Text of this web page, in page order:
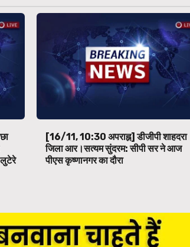
[16/11, 10:30 अपराह्न] डीजीपी शाहदरा
जिला आर।सत्यम सुंदरम: सीपी सर ने आज
पीएस कृष्णानगर का दौरा